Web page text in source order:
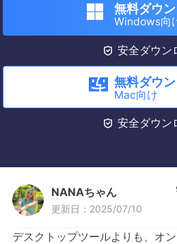
無料ダウ
Windows向
 安全ダウン
無料ダウ
Mac向け
 安全ダウン
NANAちゃん
更新日：2025/07/10
デスクトップツールよりも、オ